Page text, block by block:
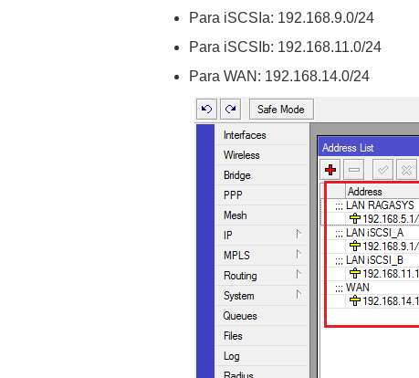
Para iSCSIa: 192.168.9.0/24
Para iSCSIb: 192.168.11.0/24
Para WAN: 192.168.14.0/24